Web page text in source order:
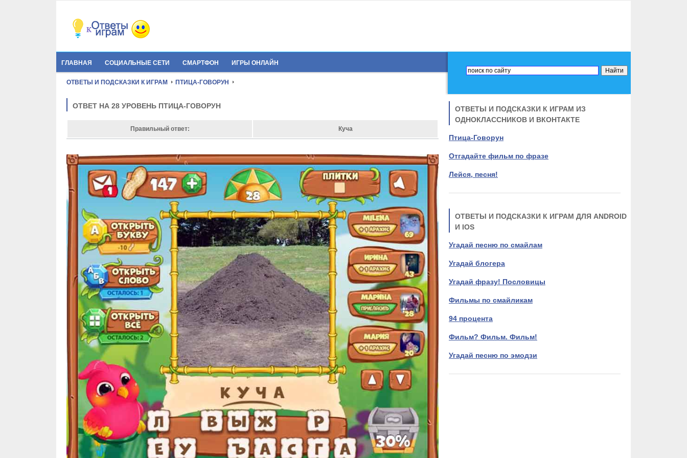
ГЛАВНАЯ СОЦИАЛЬНЫЕ СЕТИ СМАРТФОН ИГРЫ ОНЛАЙН
ОТВЕТЫ И ПОДСКАЗКИ К ИГРАМ ПТИЦА-ГОВОРУН
ОТВЕТ НА 28 УРОВЕНЬ ПТИЦА-ГОВОРУН
Правильный ответ: Куча
ОТВЕТЫ И ПОДСКАЗКИ К ИГРАМ ИЗ
ОДНОКЛАССНИКОВ И ВКОНТАКТЕ
Птица-Говорун
Отгадайте фильм по фразе
Лейся, песня!
ОТВЕТЫ И ПОДСКАЗКИ К ИГРАМ ДЛЯ ANDROID
И IOS
Угадай песню по смайлам
Угадай блогера
Угадай фразу! Пословицы
Фильмы по смайликам
94 процента
Фильм? Фильм. Фильм!
Угадай песню по эмодзи